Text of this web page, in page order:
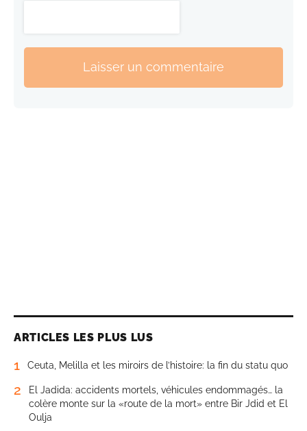
Laisser un commentaire
ARTICLES LES PLUS LUS
1 Ceuta, Melilla et les miroirs de l’histoire: la fin du statu quo
2
El Jadida: accidents mortels, véhicules endommagés… la
colère monte sur la «route de la mort» entre Bir Jdid et El
Oulja